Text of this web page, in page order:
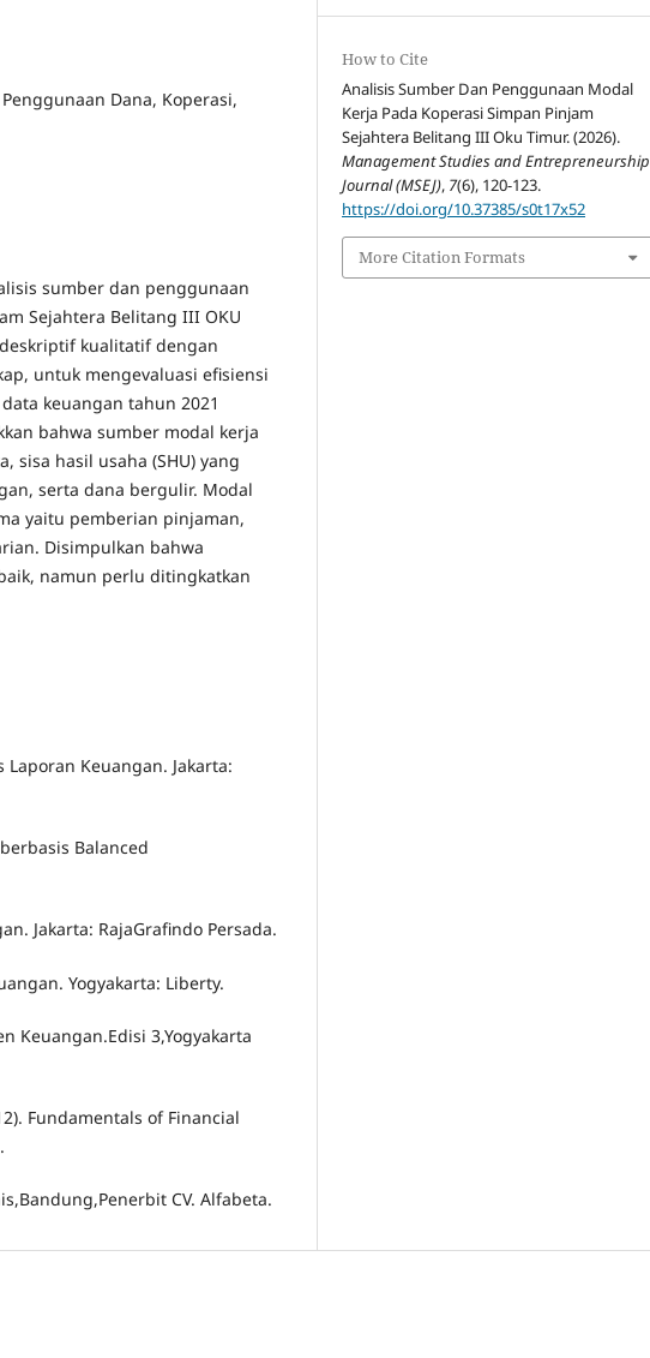
Dana, Koperasi,
sumber dan penggunaan
Sejahtera Belitang III OKU
kualitatif dengan
untuk mengevaluasi efisiensi
keuangan tahun 2021
bahwa sumber modal kerja
sisa hasil usaha (SHU) yang
serta dana bergulir. Modal
yaitu pemberian pinjaman,
Disimpulkan bahwa
namun perlu ditingkatkan
Laporan Keuangan. Jakarta:
Balanced
Jakarta: RajaGrafindo Persada.
Yogyakarta: Liberty.
Keuangan.Edisi 3,Yogyakarta
Fundamentals of Financial
CV. Alfabeta.
How to Cite
Analisis Sumber Dan Penggunaan Modal
Kerja Pada Koperasi Simpan Pinjam
Sejahtera Belitang III Oku Timur. (2026).
Management Studies and Entrepreneurship
Journal (MSEJ), 7(6), 120-123.
https://doi.org/10.37385/s0t17x52
More Citation Formats